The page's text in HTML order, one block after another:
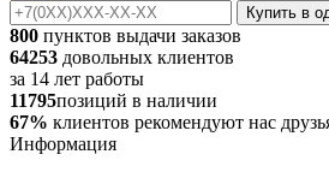
Купить в
800 пунктов выдачи заказов
64253 довольных клиентов
за 14 лет работы
11795позиций в наличии
67% клиентов рекомендуют нас
Информация